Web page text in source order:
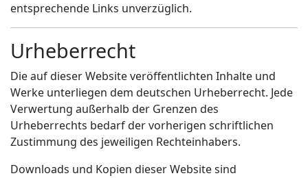
entsprechende Links unverzüglich.
Urheberrecht
Die auf dieser Website veröffentlichten Inhalte und
Werke unterliegen dem deutschen Urheberrecht. Jede
Verwertung außerhalb der Grenzen des
Urheberrechts bedarf der vorherigen schriftlichen
Zustimmung des jeweiligen Rechteinhabers.
Downloads und Kopien dieser Website sind